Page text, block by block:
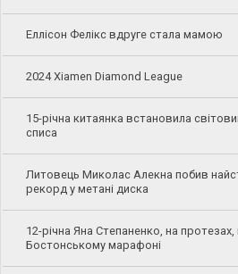
Еллісон Фелікс вдруге стала мамою
2024 Xiamen Diamond League
15-річна китаянка встановила
списа
Литовець Миколас Алекна побив
рекорд у метані диска
12-річна Яна Степаненко, на протезах,
Бостонському марафоні